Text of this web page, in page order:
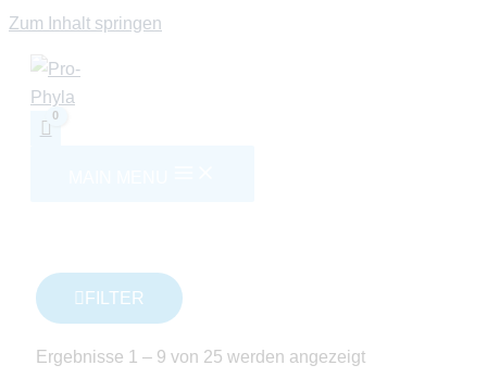
Zum Inhalt springen
FILTER
Ergebnisse 1 – 9 von 25 werden angezeigt